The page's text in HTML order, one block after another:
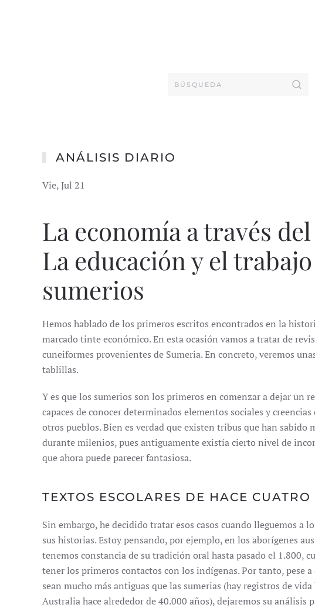
ANÁLISIS DIARIO
Vie, Jul 21
La economía a través
La educación y el
sumerios
Hemos hablado de los primeros escritos encontrados en la
marcado tinte económico. En esta ocasión vamos a tratar de
cuneiformes provenientes de Sumeria. En concreto, veremos
tablillas.
Y es que los sumerios son los primeros en comenzar a dejar un
capaces de conocer determinados elementos sociales y
otros pueblos. Bien es verdad que existen tribus que han
durante milenios, pues antiguamente existía cierto nivel de
que ahora puede parecer fantasiosa.
TEXTOS ESCOLARES DE HACE
Sin embargo, he decidido tratar esos casos cuando lleguemos a
sus historias. Estoy pensando, por ejemplo, en los aborígenes
tenemos constancia de su tradición oral hasta pasado el 1.800,
tener los primeros contactos con los indígenas. Por tanto, pese a
sean mucho más antiguas que las sumerias (hay registros de
Australia hace alrededor de 40.000 años), dejaremos su análisis